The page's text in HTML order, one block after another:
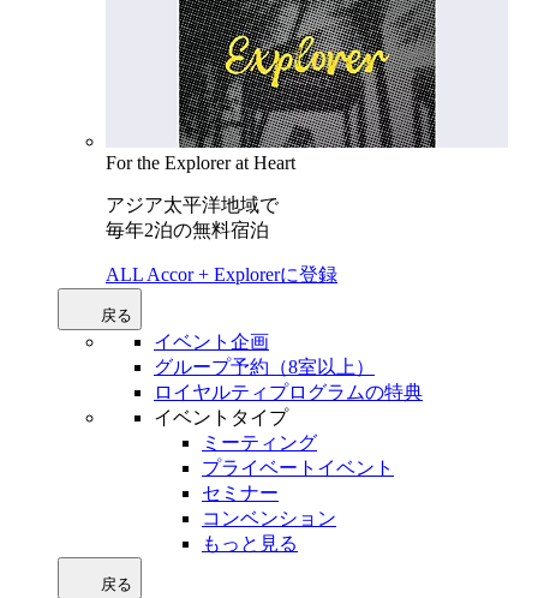
For the Explorer at Heart
アジア太平洋地域で
毎年2泊の無料宿泊
ALL Accor + Explorerに登録
戻る
イベント企画
グループ予約（8室以上）
ロイヤルティプログラムの特典
イベントタイプ
ミーティング
プライベートイベント
セミナー
コンベンション
もっと見る
戻る